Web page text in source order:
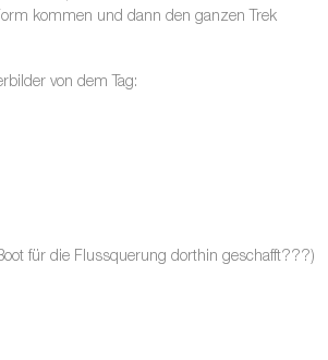
kommen und dann den ganzen Trek
von dem Tag:
für die Flussquerung dorthin geschafft???)